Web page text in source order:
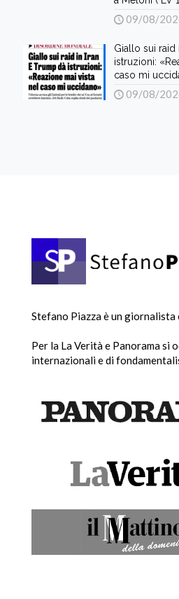
09/08/
Giallo sui raid
istruzioni:
caso mi
09/08/
Stefano Piazza è un
Per la La Verità e Panorama si
internazionali e di